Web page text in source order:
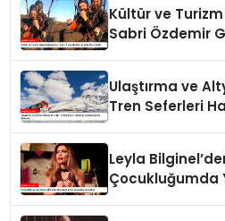
Kültür ve Turizm
Sabri Özdemir
Ulaştırma ve
Tren Seferleri
Leyla
Çocukluğumda